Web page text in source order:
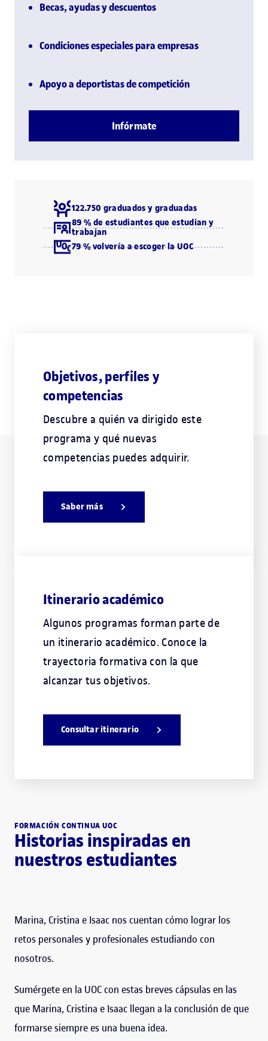
Becas, ayudas y descuentos
Condiciones especiales para empresas
Apoyo a deportistas de competición
Infórmate
122.750 graduados y graduadas
89 % de estudiantes que estudian y
trabajan
79 % volvería a escoger la UOC
Objetivos, perfiles y
competencias
Descubre a quién va dirigido este
programa y qué nuevas
competencias puedes adquirir.
Saber más
Itinerario académico
Algunos programas forman parte de
un itinerario académico. Conoce la
trayectoria formativa con la que
alcanzar tus objetivos.
Consultar itinerario
FORMACIÓN CONTINUA UOC
Historias inspiradas en
nuestros estudiantes
Marina, Cristina e Isaac nos cuentan cómo lograr los
retos personales y profesionales estudiando con
nosotros.
Sumérgete en la UOC con estas breves cápsulas en las
que Marina, Cristina e Isaac llegan a la conclusión de que
formarse siempre es una buena idea.